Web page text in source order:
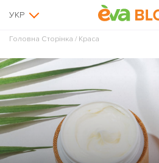
УКР
Головна Сторінка / Краса